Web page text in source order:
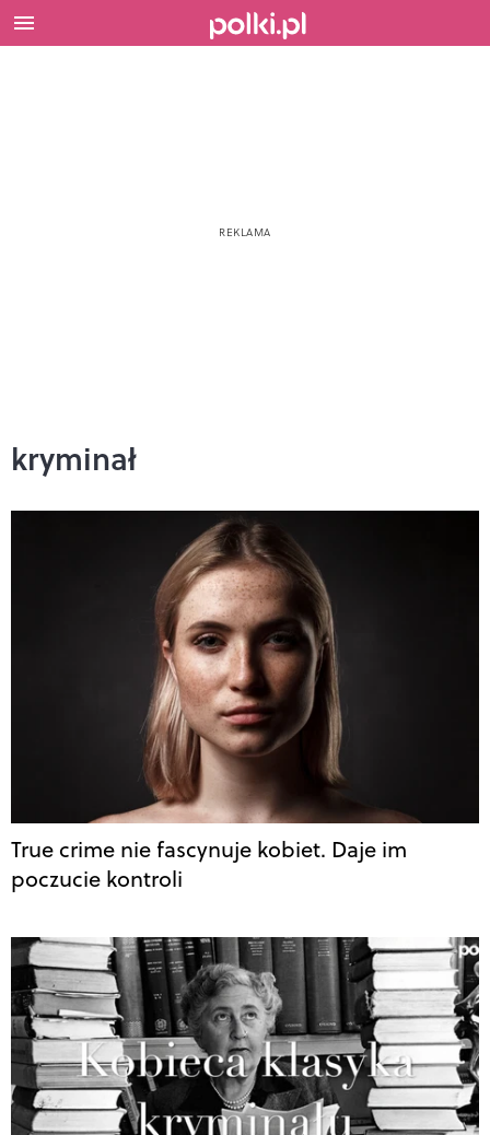
kryminał
True crime nie fascynuje kobiet. Daje im
poczucie kontroli